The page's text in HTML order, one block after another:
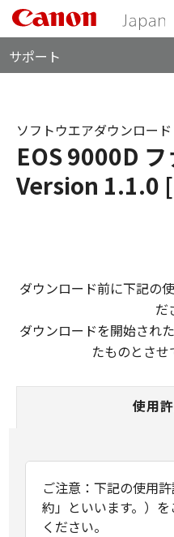
サポート
EOS 9000D
Version 1.1.0
ソフトウエアダウンロード
ダウンロード前に下記の
だ
ダウンロードを開始され
たものとさせ
使用
ご注意：下記の使用
約」といいます。）
ください。